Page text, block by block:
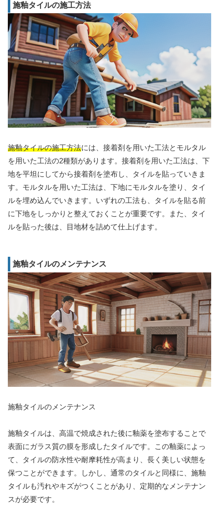
施釉タイルの施工方法
施釉タイルの施工方法には、接着剤を用いた工法とモルタル
を用いた工法の2種類があります。接着剤を用いた工法は、下
地を平坦にしてから接着剤を塗布し、タイルを貼っていきま
す。モルタルを用いた工法は、下地にモルタルを塗り、タイ
ルを埋め込んでいきます。いずれの工法も、タイルを貼る前
に下地をしっかりと整えておくことが重要です。また、タイ
ルを貼った後は、目地材を詰めて仕上げます。
施釉タイルのメンテナンス
施釉タイルのメンテナンス
施釉タイルは、高温で焼成された後に釉薬を塗布することで
表面にガラス質の膜を形成したタイルです。この釉薬によっ
て、タイルの防水性や耐摩耗性が高まり、長く美しい状態を
保つことができます。しかし、通常のタイルと同様に、施釉
タイルも汚れやキズがつくことがあり、定期的なメンテナン
スが必要です。